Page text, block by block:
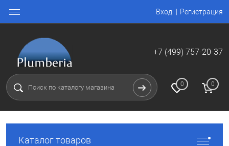
Вход Регистрация
+7 (499) 757-20-37
0 0
Каталог товаров